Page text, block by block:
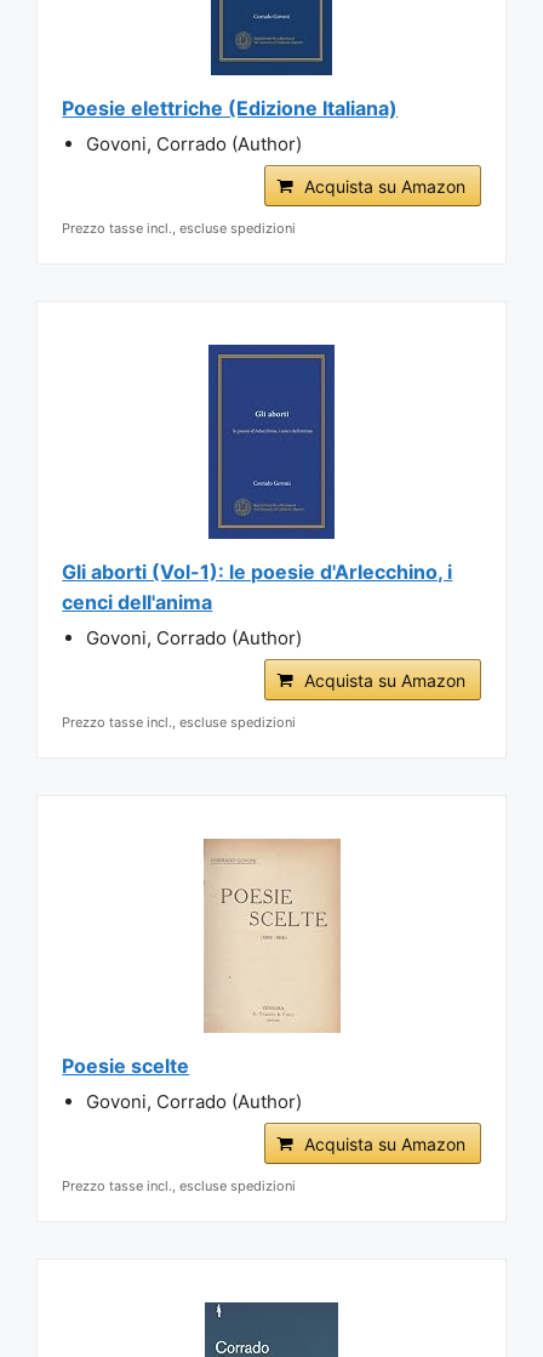
Poesie elettriche (Edizione Italiana)
Govoni, Corrado (Author)
Acquista su Amazon
Prezzo tasse incl., escluse spedizioni
Gli aborti (Vol-1): le poesie d'Arlecchino, i
cenci dell'anima
Govoni, Corrado (Author)
Acquista su Amazon
Prezzo tasse incl., escluse spedizioni
Poesie scelte
Govoni, Corrado (Author)
Acquista su Amazon
Prezzo tasse incl., escluse spedizioni